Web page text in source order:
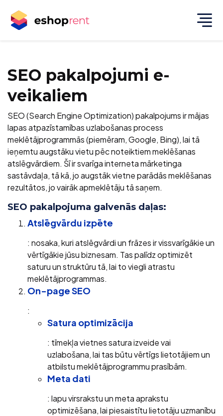
SEO pakalpojumi e-
veikaliem
SEO (Search Engine Optimization) pakalpojums ir mājas
lapas atpazīstamības uzlabošanas process
meklētājprogrammās (piemēram, Google, Bing), lai tā
ieņemtu augstāku vietu pēc noteiktiem meklēšanas
atslēgvārdiem. Šī ir svarīga interneta mārketinga
sastāvdaļa, tā kā, jo augstāk vietne parādās meklēšanas
rezultātos, jo vairāk apmeklētāju tā saņem.
SEO pakalpojuma galvenās daļas:
Atslēgvārdu izpēte
: nosaka, kuri atslēgvārdi un frāzes ir vissvarīgākie un
vērtīgākie jūsu biznesam. Tas palīdz optimizēt
saturu un struktūru tā, lai to viegli atrastu
meklētājprogrammas.
On-page SEO
:
Satura optimizācija
: tīmekļa vietnes satura izveide vai
uzlabošana, lai tas būtu vērtīgs lietotājiem un
atbilstu meklētājprogrammu prasībām.
Meta dati
: lapu virsrakstu un meta aprakstu
optimizēšana, lai piesaistītu lietotāju uzmanību